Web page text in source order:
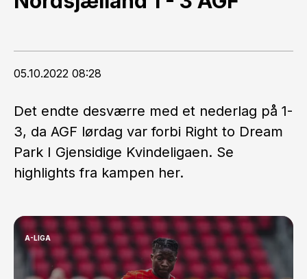
05.10.2022 08:28
Det endte desværre med et nederlag på 1-
3, da AGF lørdag var forbi Right to Dream
Park I Gjensidige Kvindeligaen. Se
highlights fra kampen her.
A-LIGA